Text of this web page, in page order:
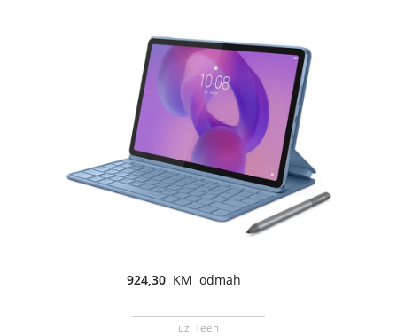
924,30 KM odmah
uz Teen